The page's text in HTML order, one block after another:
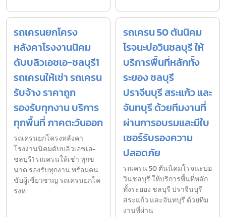
รถเครนยกโครง
หลังคาโรงงานนิคม
ดับบลิวเอชเอ-ชลบุรี1
รถเครนให้เช่า รถเครน
รับจ้าง ราคาถูก
รองรับทุกงาน บริการ
ทุกพื้นที่ ภาคตะวันออก
รถเครนยกโครงหลังคา
โรงงานนิคมดับบลิวเอชเอ-
ชลบุรี1 รถเครนให้เช่า ทุกข
นาด รองรับทุกงาน พร้อมคน
ขับผู้เชี่ยวชาญ รถเครนยกโค
รงห
รถเครน 50 ตันนิคม
โรจนะบ่อวินชลบุรี ให้
บริการพื้นที่หลักทั้ง
ระยอง ชลบุรี
ปราจีนบุรี สระแก้ว และ
จันทบุรี ด้วยทีมงานที่
ผ่านการอบรมและมีใบ
เซอร์รับรองความ
ปลอดภัย
รถเครน 50 ตันนิคมโรจนะบ่อ
วินชลบุรี ให้บริการพื้นที่หลัก
ทั้งระยอง ชลบุรี ปราจีนบุรี
สระแก้ว และจันทบุรี ด้วยทีม
งานที่ผ่าน